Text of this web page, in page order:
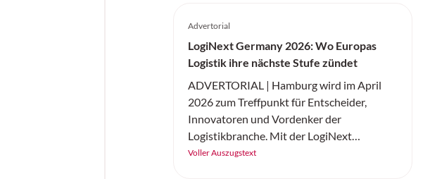
Advertorial
LogiNext Germany 2026: Wo Europas
Logistik ihre nächste Stufe zündet
ADVERTORIAL | Hamburg wird im April
2026 zum Treffpunkt für Entscheider,
Innovatoren und Vordenker der
Logistikbranche. Mit der LogiNext
Germany feiert am 14. und 15. April 2026
Voller Auszugstext